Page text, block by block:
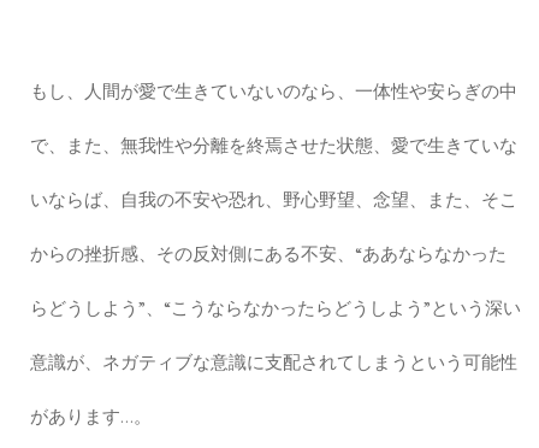
もし、人間が愛で生きていないのなら、一体性や安らぎの中
で、また、無我性や分離を終焉させた状態、愛で生きていな
いならば、自我の不安や恐れ、野心野望、念望、また、そこ
からの挫折感、その反対側にある不安、“ああならなかった
らどうしよう”、“こうならなかったらどうしよう”という深い
意識が、ネガティブな意識に支配されてしまうという可能性
があります…。